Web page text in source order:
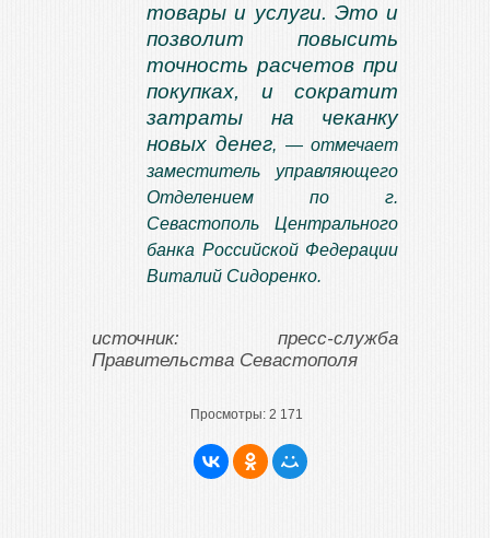
товары и услуги. Это и
позволит повысить
точность расчетов при
покупках, и сократит
затраты на чеканку
новых денег, — отмечает
заместитель управляющего
Отделением по г.
Севастополь Центрального
банка Российской Федерации
Виталий Сидоренко.
источник: пресс-служба
Правительства Севастополя
Просмотры: 2 171